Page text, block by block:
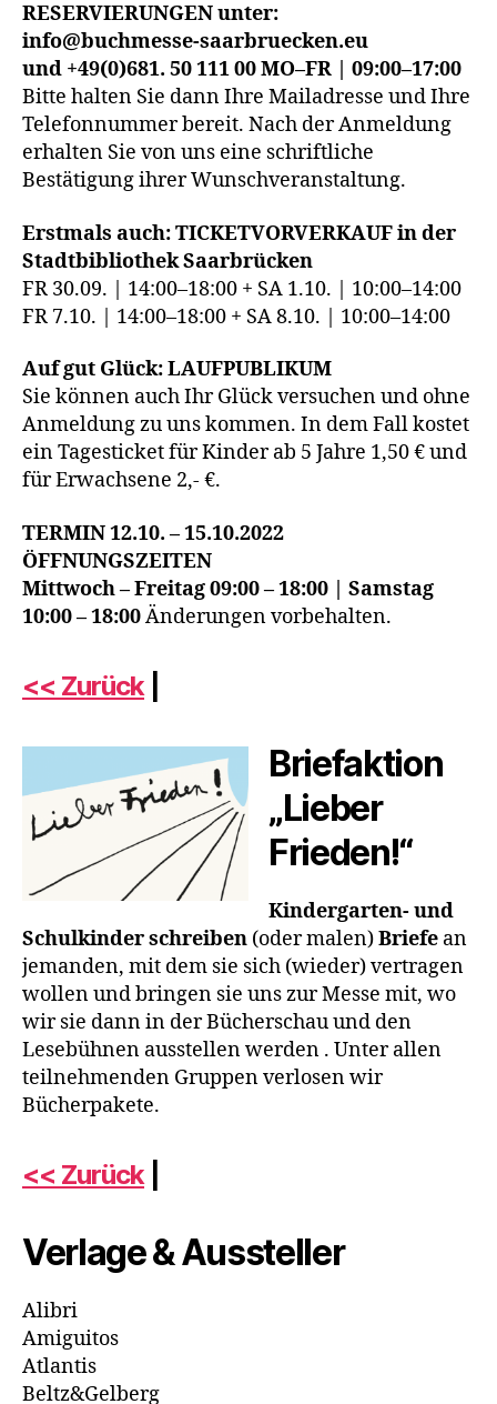
RESERVIERUNGEN unter:
info@buchmesse-saarbruecken.eu
und +49(0)681. 50 111 00 MO–FR | 09:00–17:00
Bitte halten Sie dann Ihre Mailadresse und Ihre
Telefonnummer bereit. Nach der Anmeldung
erhalten Sie von uns eine schriftliche
Bestätigung ihrer Wunschveranstaltung.
Erstmals auch: TICKETVORVERKAUF in der
Stadtbibliothek Saarbrücken
FR 30.09. | 14:00–18:00 + SA 1.10. | 10:00–14:00
FR 7.10. | 14:00–18:00 + SA 8.10. | 10:00–14:00
Auf gut Glück: LAUFPUBLIKUM
Sie können auch Ihr Glück versuchen und ohne
Anmeldung zu uns kommen. In dem Fall kostet
ein Tagesticket für Kinder ab 5 Jahre 1,50 € und
für Erwachsene 2,- €.
TERMIN 12.10. – 15.10.2022
ÖFFNUNGSZEITEN
Mittwoch – Freitag 09:00 – 18:00 | Samstag
10:00 – 18:00Änderungen vorbehalten.
<< Zurück
Briefaktion
„Lieber
Frieden!“
Kindergarten- und
Schulkinder schreiben (oder malen)Briefe an
jemanden, mit dem sie sich (wieder) vertragen
wollen und bringen sie uns zur Messe mit, wo
wir sie dann in der Bücherschau und den
Lesebühnen ausstellen werden . Unter allen
teilnehmenden Gruppen verlosen wir
Bücherpakete.
<< Zurück
Verlage & Aussteller
Alibri
Amiguitos
Atlantis
Beltz&Gelberg